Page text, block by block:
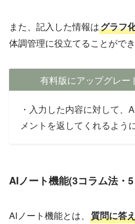
また、記入した情報はグラフ
体調管理に役立てることができ
有料版にアップグレ
・入力した内容に対して、
メントを返してくれるよう
AIノート機能(3コラム法・
AIノート機能とは、 質問に答